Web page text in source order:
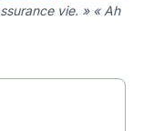
vie. » « Ah